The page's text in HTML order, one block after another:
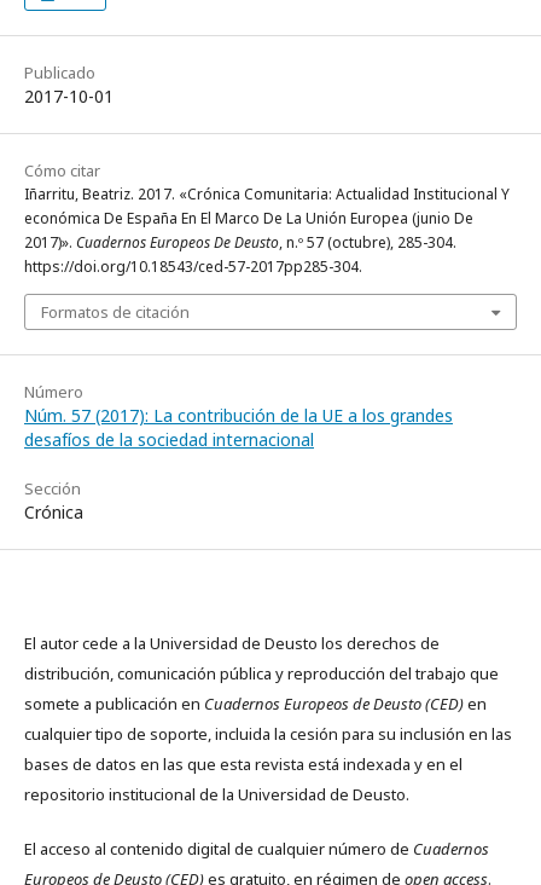
Publicado
2017-10-01
Cómo citar
Iñarritu, Beatriz. 2017. «Crónica Comunitaria: Actualidad Institucional Y
económica De España En El Marco De La Unión Europea (junio De
2017)». Cuadernos Europeos De Deusto, n.º 57 (octubre), 285-304.
https://doi.org/10.18543/ced-57-2017pp285-304.
Formatos de citación
Número
Núm. 57 (2017): La contribución de la UE a los grandes
desafíos de la sociedad internacional
Sección
Crónica
El autor cede a la Universidad de Deusto los derechos de
distribución, comunicación pública y reproducción del trabajo que
somete a publicación en Cuadernos Europeos de Deusto (CED)en
cualquier tipo de soporte, incluida la cesión para su inclusión en las
bases de datos en las que esta revista está indexada y en el
repositorio institucional de la Universidad de Deusto.
El acceso al contenido digital de cualquier número de Cuadernos
Europeos de Deusto (CED)es gratuito, en régimen de open access.